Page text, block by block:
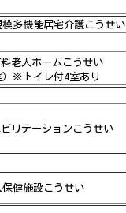
多機能居宅介護こうせい
老人ホームこうせい
）※トイレ付4室あり
リテーションこうせい
健施設こうせい